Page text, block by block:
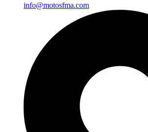
info@motosfma.com